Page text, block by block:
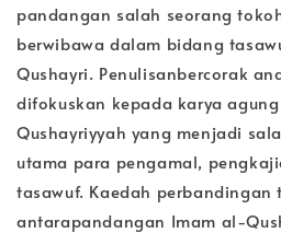
pandangan salah seorang
berwibawa dalam bidang
Qushayri. Penulisanbercorak
difokuskan kepada karya
Qushayriyyah yang menjadi
utama para pengamal,
tasawuf. Kaedah
antarapandangan Imam al-